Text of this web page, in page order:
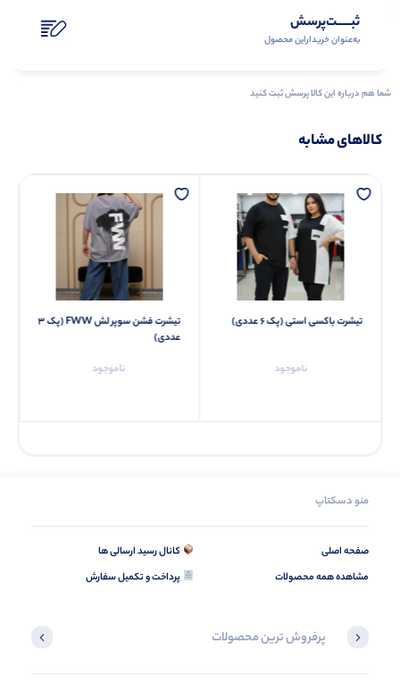
ثبـــــت‌پرسش
به‌عنوان ‌خریدار‌این‌ محصول
شما هم درباره این کالا پرسش ثبت کنید
کالاهای مشابه
تیشرت باکسی استی (پک 6 عددی)
ناموجود
تیشرت فشن سوپر لش FWW (پک 3
عددی)
ناموجود
منو دسکتاپ
صفحه اصلی
مشاهده همه محصولات
کانال رسید ارسالی ها
پرداخت و تکمیل سفارش
پرفروش ترین محصولات